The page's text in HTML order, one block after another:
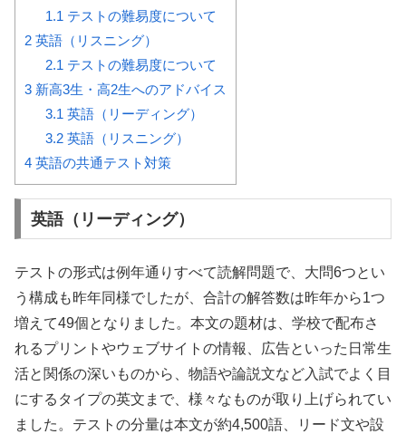
1.1 テストの難易度について
2 英語（リスニング）
2.1 テストの難易度について
3 新高3生・高2生へのアドバイス
3.1 英語（リーディング）
3.2英語（リスニング）
4 英語の共通テスト対策
英語（リーディング）
テストの形式は例年通りすべて読解問題で、大問6つとい
う構成も昨年同様でしたが、合計の解答数は昨年から1つ
増えて49個となりました。本文の題材は、学校で配布さ
れるプリントやウェブサイトの情報、広告といった日常生
活と関係の深いものから、物語や論説文など入試でよく目
にするタイプの英文まで、様々なものが取り上げられてい
ました。テストの分量は本文が約4,500語、リード文や設